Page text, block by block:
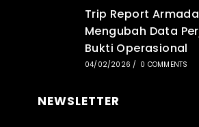
Trip Report
Mengubah Data
Bukti Operasional
04/02/2026 / 0 COMMENTS
NEWSLETTER